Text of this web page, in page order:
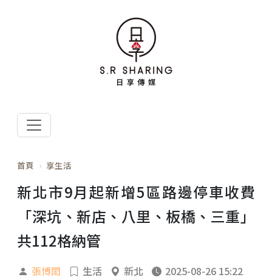
首頁 享生活
新北市9月起新增5區路邊停車收費
「深坑、新店、八里、板橋、三重」
共112格納管
張博閎 生活 新北
2025-08-26 15:22